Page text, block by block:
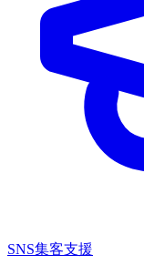
SNS集客支援